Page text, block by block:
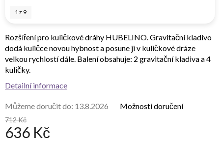
1z 9
712 Kč
636 Kč
Můžeme doručit do: 13.8.2026 Možnosti doručení
Rozšíření pro kuličkové dráhy HUBELINO. Gravitační kladivo
dodá kuličce novou hybnost a posune ji v kuličkové dráze
velkou rychlostí dále. Balení obsahuje: 2 gravitační kladiva a 4
kuličky.
Detailní informace